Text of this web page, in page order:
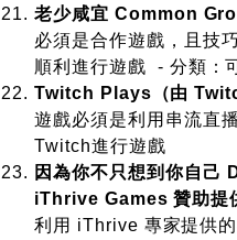
老少咸宜 Common
必須是合作遊戲，且技
順利進行遊戲 - 分類：
Twitch Plays （由
遊戲必須是利用串流直
Twitch進行遊戲
因為你不只想到你自己
iThrive Games贊助提
利用 iThrive 專家提供